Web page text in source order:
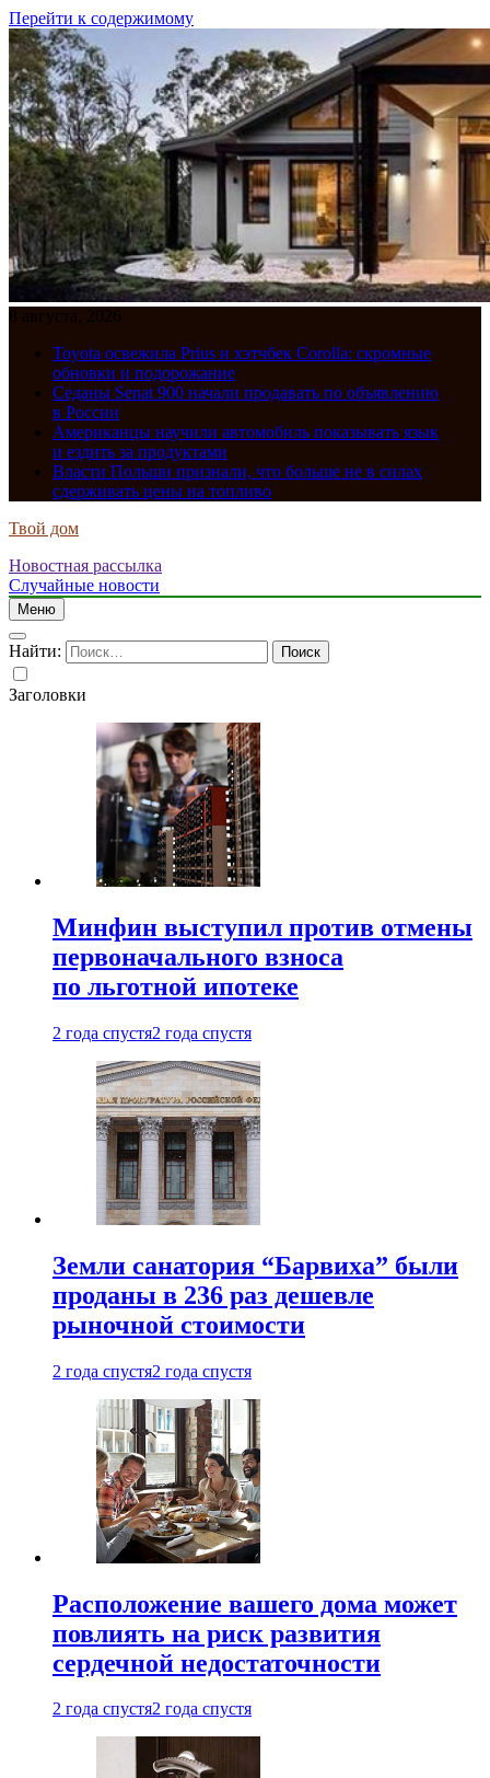
Перейти к содержимому
8 августа, 2026
Toyota освежила Prius и хэтчбек Corolla: скромные
обновки и подорожание
Седаны Senat 900 начали продавать по объявлению
в России
Американцы научили автомобиль показывать язык
и ездить за продуктами
Власти Польши признали, что больше не в силах
сдерживать цены на топливо
Твой дом
Новостная рассылка
Случайные новости
Меню
Найти:
Заголовки
Минфин выступил против отмены
первоначального взноса
по льготной ипотеке
2 года спустя2 года спустя
Земли санатория “Барвиха” были
проданы в 236 раз дешевле
рыночной стоимости
2 года спустя2 года спустя
Расположение вашего дома может
повлиять на риск развития
сердечной недостаточности
2 года спустя2 года спустя